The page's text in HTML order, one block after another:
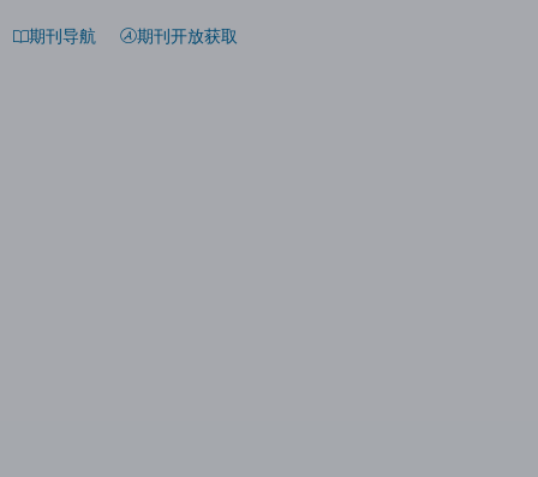
期刊导航 期刊开放获取